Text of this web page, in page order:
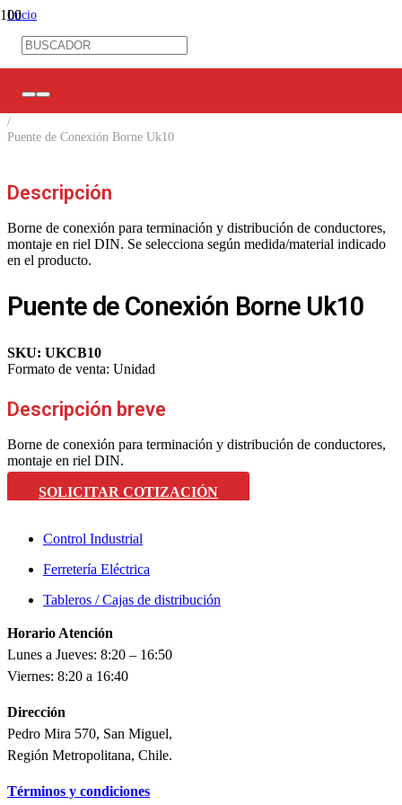
Inicio
Control Industrial
/
Puente de Conexión Borne Uk10
Descripción
Borne de conexión para terminación y distribución de conductores,
montaje en riel DIN. Se selecciona según medida/material indicado
en el producto.
Puente de Conexión Borne Uk10
SKU: UKCB10
Formato de venta: Unidad
Descripción breve
Borne de conexión para terminación y distribución de conductores,
montaje en riel DIN.
SOLICITAR COTIZACIÓN
Control Industrial
Ferretería Eléctrica
Tableros / Cajas de distribución
Horario Atención
Lunes a Jueves: 8:20 – 16:50
Viernes: 8:20 a 16:40
Dirección
Pedro Mira 570, San Miguel,
Región Metropolitana, Chile.
Términos y condiciones